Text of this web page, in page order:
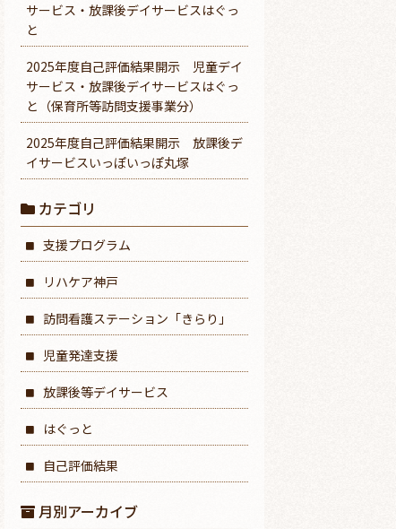
サービス・放課後デイサービスはぐっ
と
2025年度自己評価結果開示 児童デイ
サービス・放課後デイサービスはぐっ
と（保育所等訪問支援事業分）
2025年度自己評価結果開示 放課後デ
イサービスいっぽいっぽ丸塚
カテゴリ
支援プログラム
リハケア神戸
訪問看護ステーション「きらり」
児童発達支援
放課後等デイサービス
はぐっと
自己評価結果
月別アーカイブ